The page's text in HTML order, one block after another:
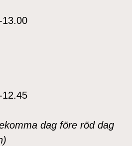
13.00
12.45
dag före röd dag